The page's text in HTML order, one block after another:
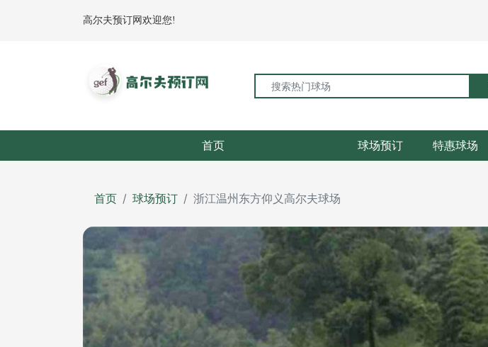
高尔夫预订网欢迎您!
首页 球场预订 特惠球场
首页 球场预订 浙江温州东方仰义高尔夫球场